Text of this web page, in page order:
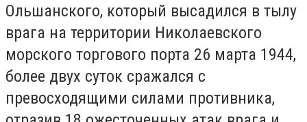
Ольшанского, который высадился в тылу
врага на территории Николаевского
морского торгового порта 26 марта 1944,
более двух суток сражался с
превосходящими силами противника,